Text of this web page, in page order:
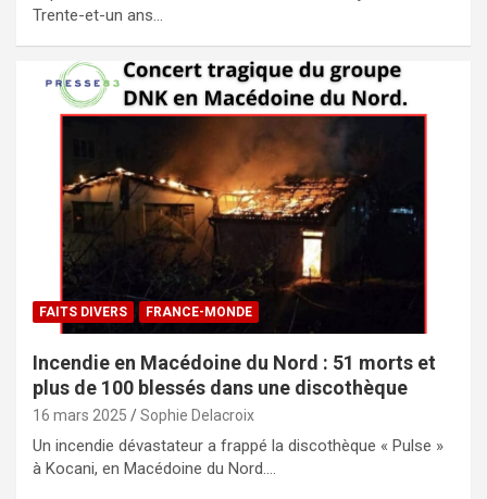
Trente-et-un ans…
FAITS DIVERS FRANCE-MONDE
Incendie en Macédoine du Nord : 51 morts et
plus de 100 blessés dans une discothèque
16 mars 2025 Sophie Delacroix
Un incendie dévastateur a frappé la discothèque « Pulse »
à Kocani, en Macédoine du Nord.…